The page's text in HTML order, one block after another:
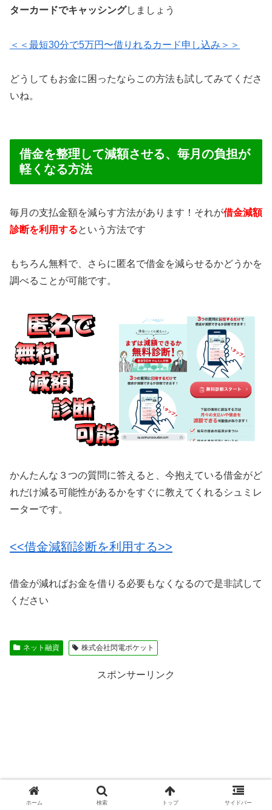
ターカードでキャッシングしましょう
＜＜最短30分で5万円〜借りれるカード申し込み＞＞
どうしてもお金に困ったならこの方法も試してみてくださ
いね。
借金を整理して減額させる、毎月の負担が
軽くなる方法
毎月の支払金額を減らす方法があります！それが借金減額
診断を利用するという方法です
もちろん無料で、さらに匿名で借金を減らせるかどうかを
調べることが可能です。
かんたんな３つの質問に答えると、今抱えている借金がど
れだけ減る可能性があるかをすぐに教えてくれるシュミレ
ーターです。
<<借金減額診断を利用する>>
借金が減ればお金を借りる必要もなくなるので是非試して
ください
ネット融資 株式会社閃電ポケット
スポンサーリンク
ホーム 検索 トップ サイドバー